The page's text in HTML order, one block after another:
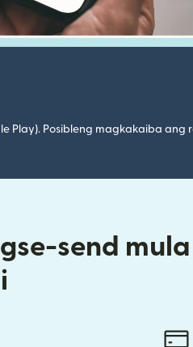
Play). Posibleng magkakaiba ang
send mula